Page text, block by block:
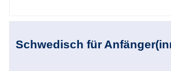
Schwedisch für